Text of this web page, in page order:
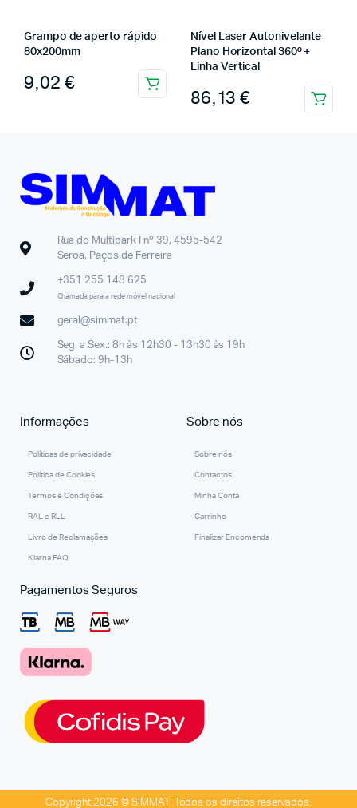
Grampo de aperto rápido
80x200mm
9,02 €
Nível Laser Autonivelante
Plano Horizontal 360º +
Linha Vertical
86,13 €
Rua do Multipark I nº 39, 4595-542
Seroa, Paços de Ferreira
+351 255 148 625
Chamada para a rede móvel nacional
geral@simmat.pt
Seg. a Sex.: 8h às 12h30 - 13h30 às 19h
Sábado: 9h-13h
Informações
Políticas de privacidade
Política de Cookies
Termos e Condições
RAL e RLL
Livro de Reclamações
Klarna FAQ
Sobre nós
Sobre nós
Contactos
Minha Conta
Carrinho
Finalizar Encomenda
Pagamentos Seguros
Copyright 2026 © SIMMAT. Todos os direitos reservados.